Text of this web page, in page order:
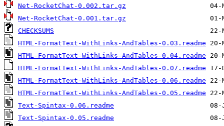
Net-RocketChat-0.002.tar.gz
Net-RocketChat-0.001.tar.gz
CHECKSUMS
HTML-FormatText-WithLinks-AndTables-0.03.readme
HTML-FormatText-WithLinks-AndTables-0.04.readme
HTML-FormatText-WithLinks-AndTables-0.07.readme
HTML-FormatText-WithLinks-AndTables-0.06.readme
HTML-FormatText-WithLinks-AndTables-0.05.readme
Text-Spintax-0.06.readme
Text-Spintax-0.05.readme